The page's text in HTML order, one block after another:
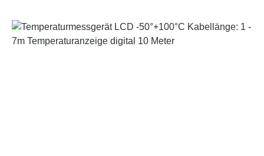
Skip image gallery